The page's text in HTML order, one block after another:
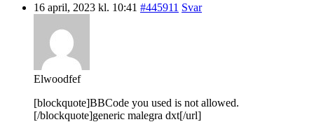
16 april, 2023 kl. 10:41 #445911 Svar
Elwoodfef
[blockquote]BBCode you used is not allowed.
[/blockquote]generic malegra dxt[/url]